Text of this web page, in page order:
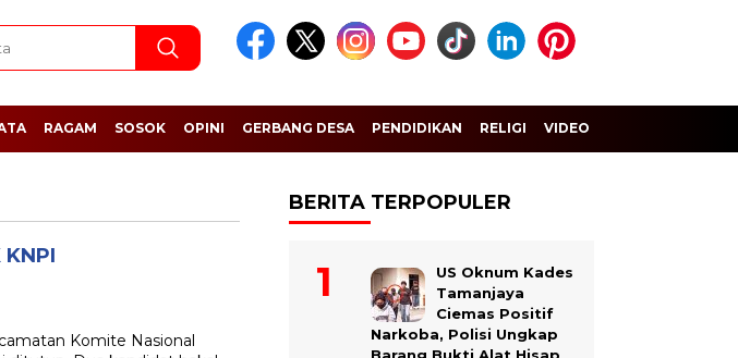
RAGAM SOSOK OPINI GERBANG DESA PENDIDIKAN RELIGI VIDEO
Komite Nasional
BERITA TERPOPULER
US Oknum Kades
Tamanjaya
Ciemas Positif
Narkoba, Polisi Ungkap